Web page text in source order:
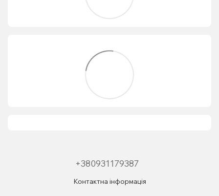
+380931179387
Контактна інформація